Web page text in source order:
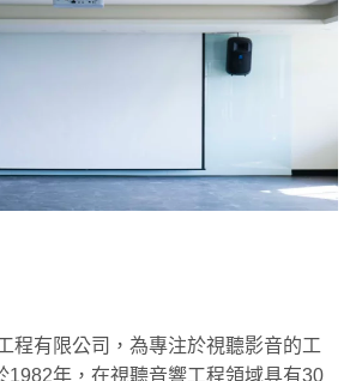
程有限公司，為專注於視聽影音的工
1982年，在視聽音響工程領域具有30